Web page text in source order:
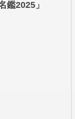
鑑2025」